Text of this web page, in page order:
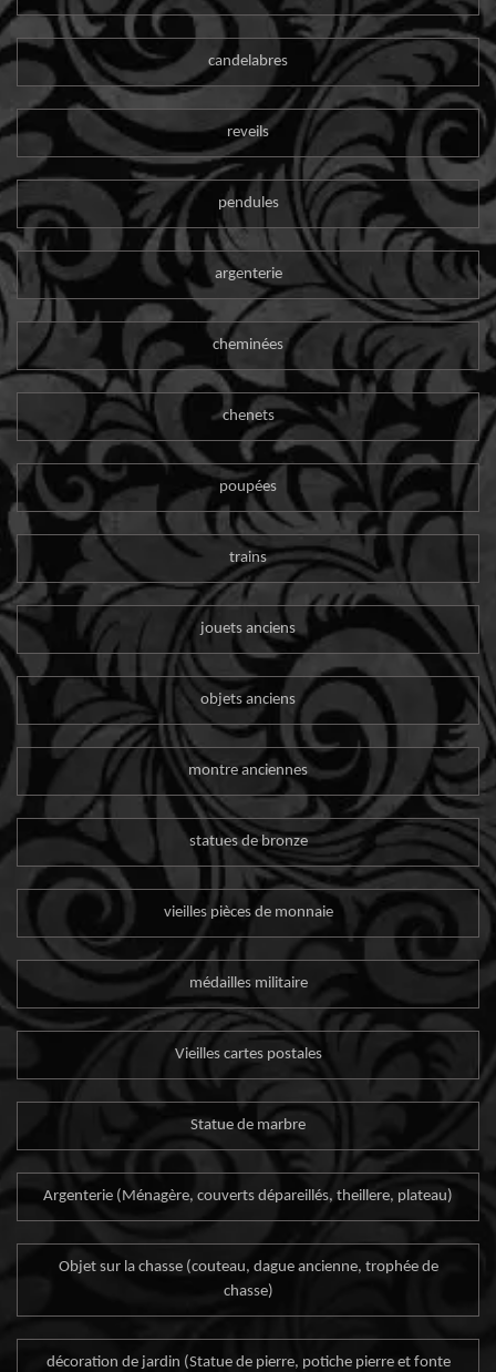
candelabres
reveils
pendules
argenterie
cheminées
chenets
poupées
trains
jouets anciens
objets anciens
montre anciennes
statues de bronze
vieilles pièces de monnaie
médailles militaire
Vieilles cartes postales
Statue de marbre
Argenterie (Ménagère, couverts dépareillés, theillere, plateau)
Objet sur la chasse (couteau, dague ancienne, trophée de
chasse)
décoration de jardin (Statue de pierre, potiche pierre et fonte